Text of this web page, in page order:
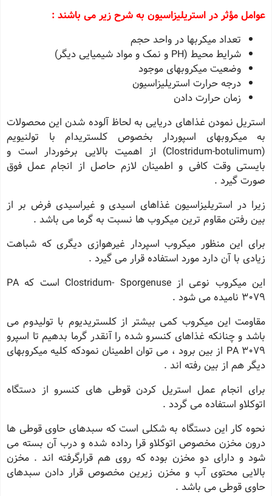
عوامل مؤثر در استریلیزاسیون به شرح زیر مى باشند :
تعداد میکربها در واحد حجم
شرایط محیط (PH و نمک و مواد شیمیایى دیگر)
وضعیت میکروبهاى موجود
درجه حرارت استریلیزاسیون
زمان حرارت دادن
استریل نمودن غذاهاى دریایى به لحاظ آلوده شدن این محصولات
به میکروبهاى اسپوردار بخصوص کلستریدام با تولنیویم
(Clostridum-botulimum) از اهمیت بالایى برخوردار است و
بایستى وقت کافى و اطمینان لازم حاصل از انجام عمل فوق
صورت گیرد .
زیرا در استریلیزاسیون غذاهاى اسیدى و غیراسیدى فرض بر از
بین رفتن مقاوم ترین میکروب ها نسبت به گرما مى باشد .
براى این منظور میکروب اسپردار غیرهوازى دیگرى که شباهت
زیادى با آن دارد مورد استفاده قرار مى گیرد .
این میکروب نوعى از Clostridum- Sporgenuse است که PA
3079 نامیده مى شود .
مقاومت این میکروب کمى بیشتر از کلستریدیوم با تولیدوم مى
باشد و چنانکه غذاهاى کنسرو شده را آنقدر گرما بدهیم تا اسپرو
PA 3079 از بین برود ، مى توان اطمینان نمودکه کلیه میکروبهاى
دیگر هم از بین رفته اند .
براى انجام عمل استریل کردن قوطى هاى کنسرو از دستگاه
اتوکلاو استفاده مى گردد .
نحوه کار این دستگاه به شکلى است که سبدهاى حاوى قوطى ها
درون مخزن مخصوص اتوکلاو قرا رداده شده و درب آن بسته مى
شود و داراى دو مخزن بوده که روى هم قرارگرفته اند . مخزن
بالایى محتوى آب و مخزن زیرین مخصوص قرار دادن سبدهاى
حاوى قوطى مى باشد .